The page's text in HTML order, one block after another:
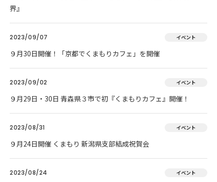
界』
2023/09/07 イベント
９月30日開催！「京都でくまもりカフェ」を開催
2023/09/02 イベント
９月29日・30日 青森県３市で初『くまもりカフェ』開催！
2023/08/31 イベント
９月24日開催 くまもり 新潟県支部結成祝賀会
2023/08/24 イベント